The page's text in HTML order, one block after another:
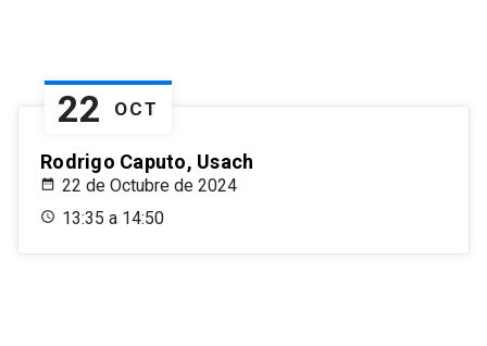
22 OCT
Rodrigo Caputo, Usach
22 de Octubre de 2024
13:35 a 14:50